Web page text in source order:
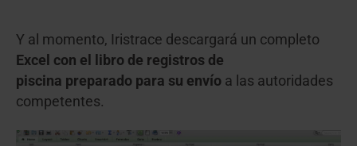
Y al momento, Iristrace descargará un completo
Excel con el libro de registros de
piscina preparado para su envío a las autoridades
competentes.